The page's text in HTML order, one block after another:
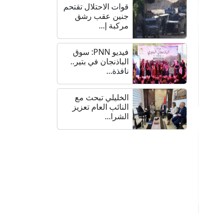
قوات الاحتلال تقتحم
جنين عقب رشق
مركبة إ...
فيديو PNN: سوق
الباذنجان في بتير..
نافذة...
الخليلي تبحث مع
النائب العام تعزيز
الشرا...